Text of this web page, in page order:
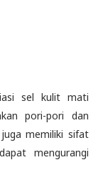
sel kulit mati
pori-pori dan
memiliki sifat
mengurangi